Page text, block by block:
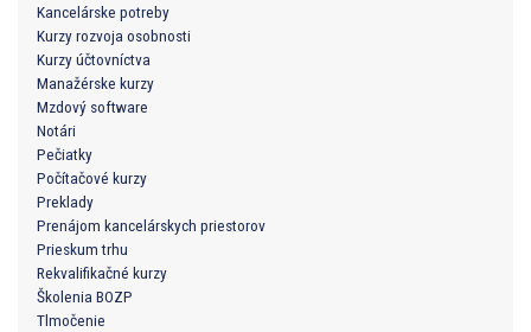
Kancelárske potreby
Kurzy rozvoja osobnosti
Kurzy účtovníctva
Manažérske kurzy
Mzdový software
Notári
Pečiatky
Počítačové kurzy
Preklady
Prenájom kancelárskych priestorov
Prieskum trhu
Rekvalifikačné kurzy
Školenia BOZP
Tlmočenie